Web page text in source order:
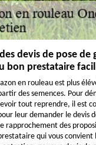
devis de pose de
bon prestataire
en rouleau est plus
des semences. Pour
tout reprendre, il est
leur demander le devis
rapprochement des
qui vous convient